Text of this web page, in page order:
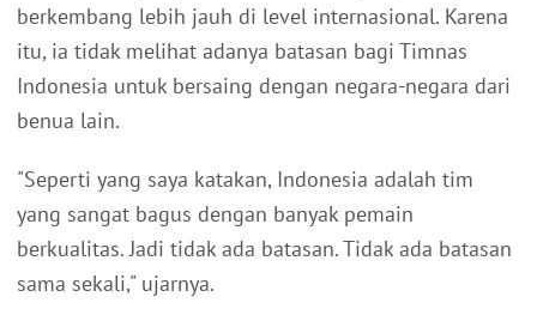
berkembang lebih jauh di level internasional. Karena
itu, ia tidak melihat adanya batasan bagi Timnas
Indonesia untuk bersaing dengan negara-negara dari
benua lain.
"Seperti yang saya katakan, Indonesia adalah tim
yang sangat bagus dengan banyak pemain
berkualitas. Jadi tidak ada batasan. Tidak ada batasan
sama sekali," ujarnya.